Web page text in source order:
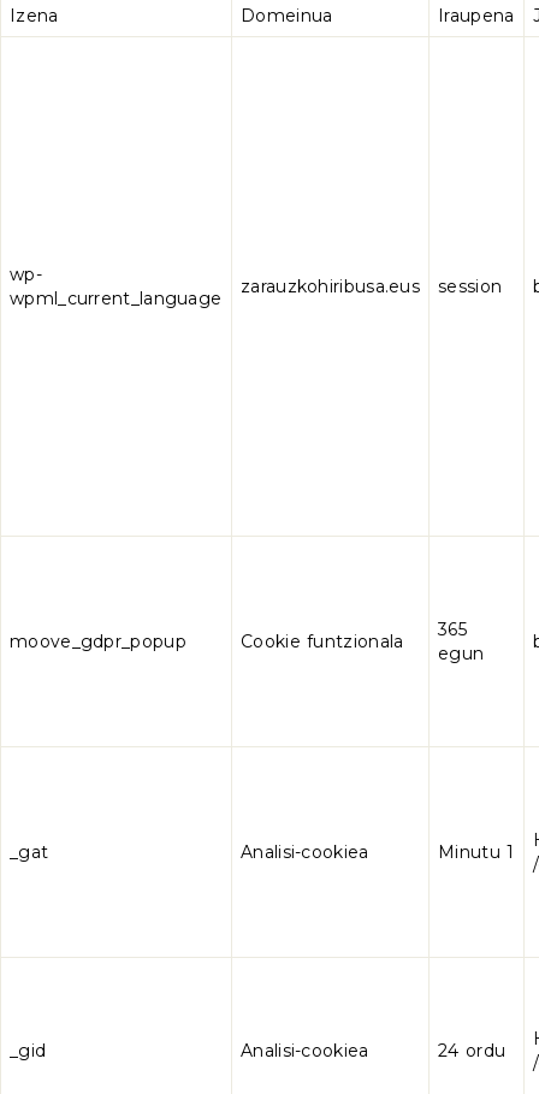
Izena Domeinua Iraupena
wp-
wpml_current_language
zarauzkohiribusa.eus session
moove_gdpr_popup Cookie funtzionala
365
egun
_gat Analisi-cookiea Minutu 1
_gid Analisi-cookiea 24 ordu